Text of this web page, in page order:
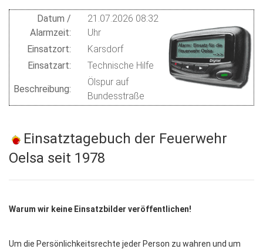
Datum /
Alarmzeit:
21.07.2026 08:32
Uhr
Einsatzort:
Karsdorf
Einsatzart:
Technische Hilfe
Beschreibung:
Ölspur auf
Bundesstraße
Einsatztagebuch der Feuerwehr
Oelsa seit 1978
Warum wir keine Einsatzbilder veröffentlichen!
Um die Persönlichkeitsrechte jeder Person zu wahren und um